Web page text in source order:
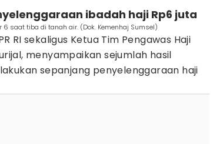
ibadah haji Rp6 juta
saat tiba di tanah air. (Dok. Kemenhaj Sumsel)
RI sekaligus Ketua Tim Pengawas Haji
menyampaikan sejumlah hasil
sepanjang penyelenggaraan haji